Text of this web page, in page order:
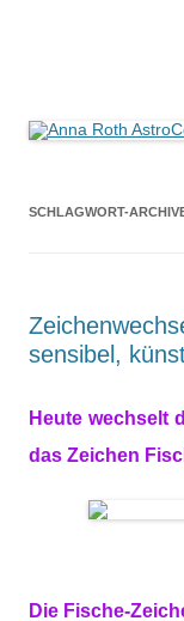
SCHLAGWORT-
sensibel,
Heute wechselt
das Zeichen
Die Fische-